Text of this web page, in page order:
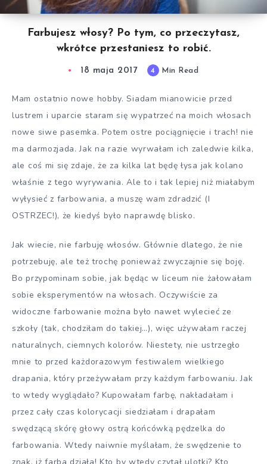
Farbujesz włosy? Po tym, co przeczytasz,
wkrótce przestaniesz to robić.
18 maja 2017 4 Min Read
Mam ostatnio nowe hobby. Siadam mianowicie przed
lustrem i uparcie staram się wypatrzeć na moich włosach
nowe siwe pasemka. Potem ostre pociągnięcie i trach! nie
ma darmozjada. Jak na razie wyrwałam ich zaledwie kilka,
ale coś mi się zdaje, że za kilka lat będę łysa jak kolano
właśnie z tego wyrywania. Ale to i tak lepiej niż miałabym
wyłysieć z farbowania, a muszę wam zdradzić (I
OSTRZEC!), że kiedyś było naprawdę blisko.
Jak wiecie, nie farbuję włosów. Głównie dlatego, że nie
potrzebuję, ale też trochę ponieważ zwyczajnie się boję.
Bo przypominam sobie, jak będąc w liceum nie żałowałam
sobie eksperymentów na włosach. Oczywiście za
widoczne farbowanie można było nawet wylecieć ze
szkoły (tak, chodziłam do takiej…), więc używałam raczej
naturalnych, ciemnych kolorów. Niestety, nie ustrzegło
mnie to przed każdorazowym festiwalem wielkiego
drapania, który przeżywałam przy każdym farbowaniu. Jak
to wtedy wyglądało? Kupowałam farbę, nakładałam i
przez cały czas kolorycacji siedziałam i drapałam
swędzącą skórę głowy ostrą końcówką pędzelka do
farbowania. Wtedy naiwnie myślałam, że swędzenie to